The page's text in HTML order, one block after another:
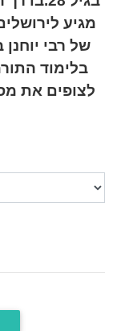
מגיע
של רבי
בלימוד
לצופים את